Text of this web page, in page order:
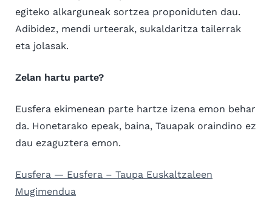
egiteko alkarguneak sortzea proponiduten dau.
Adibidez, mendi urteerak, sukaldaritza tailerrak
eta jolasak.
Zelan hartu parte?
Eusfera ekimenean parte hartze izena emon behar
da. Honetarako epeak, baina, Tauapak oraindino ez
dau ezaguztera emon.
Eusfera — Eusfera – Taupa Euskaltzaleen
Mugimendua